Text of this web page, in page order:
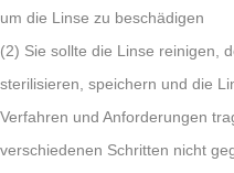
um die Linse zu beschädigen
(2) Sie sollte die Linse reinigen,
sterilisieren, speichern und die
Verfahren und Anforderungen
verschiedenen Schritten nicht